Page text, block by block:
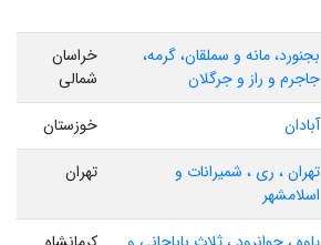
بجنورد، مانه و سملقان، گرمه،
جاجرم و راز و جرگلان
خراسان
شمالی
آبادان
خوزستان
تهران ، ری ، شمیرانات و
اسلامشهر
تهران